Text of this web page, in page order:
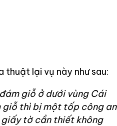
thuật lại vụ này như sau:
giỗ ở dưới vùng Cái
giỗ thì bị một tốp công an
tờ cần thiết không